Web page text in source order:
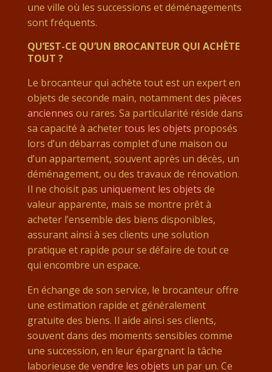
une ville où les successions et déménagements
sont fréquents.
QU’EST-CE QU’UN BROCANTEUR QUI ACHÈTE
TOUT ?
Le brocanteur qui achète tout est un expert en
objets de seconde main, notamment des pièces
anciennes ou rares. Sa particularité réside dans
sa capacité à achetertous les objets proposés
lors d’un débarras complet d’une maison ou
d’un appartement, souvent après un décès, un
déménagement, ou des travaux de rénovation.
Il ne choisit pas uniquement les objets de
valeur apparente, mais se montre prêt à
acheter l’ensemble des biens disponibles,
assurant ainsi à ses clients une solution
pratique et rapide pour se défaire de tout ce
qui encombre un espace.
En échange de son service, le brocanteur offre
une estimation rapide et généralement
gratuite des biens. Il aide ainsi ses clients,
souvent dans des moments sensibles comme
une succession, en leur épargnant la tâche
laborieuse de vendre les objets un par un. Ce